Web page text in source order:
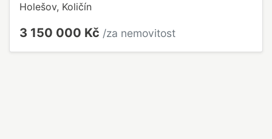
Holešov, Količín
3 150 000 Kč /za nemovitost